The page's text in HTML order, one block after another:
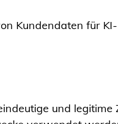
Kundendaten für
und legitime